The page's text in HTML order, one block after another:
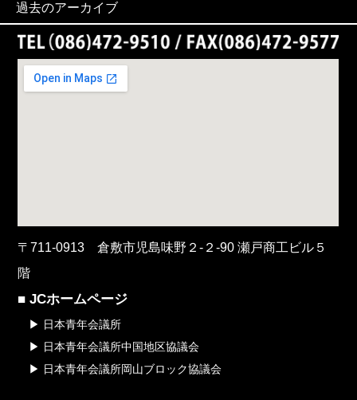
過去のアーカイブ
〒711-0913 倉敷市児島味野２-２-90 瀬戸商工ビル５
階
■ JCホームページ
▶ 日本青年会議所
▶ 日本青年会議所中国地区協議会
▶ 日本青年会議所岡山ブロック協議会